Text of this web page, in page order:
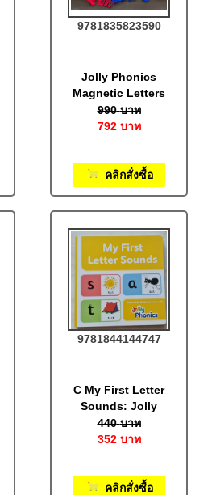
9781835823590
Jolly Phonics
Magnetic Letters
(bag of 106)*
990 บาท
792 บาท
คลิกสั่งซื้อ
9781844144747
C My First Letter
Sounds: Jolly
Phonics: In
Precursive Letters
440 บาท
352 บาท
คลิกสั่งซื้อ